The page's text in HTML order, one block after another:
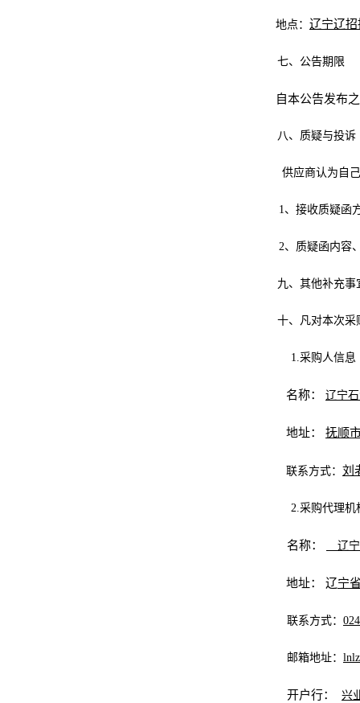
地点： 辽宁辽
七、公告期限
自本公告发布
八、质疑与投诉
供应商认为自
1、接收质疑函
2、质疑函内容
九、其他补充事
十、凡对本次采
1.采购人信息
名称： 辽宁
地址： 抚顺
联系方式：
2.采购代理机
名称： 辽宁
地址： 辽宁
联系方式：
邮箱地址：
开户行： 兴